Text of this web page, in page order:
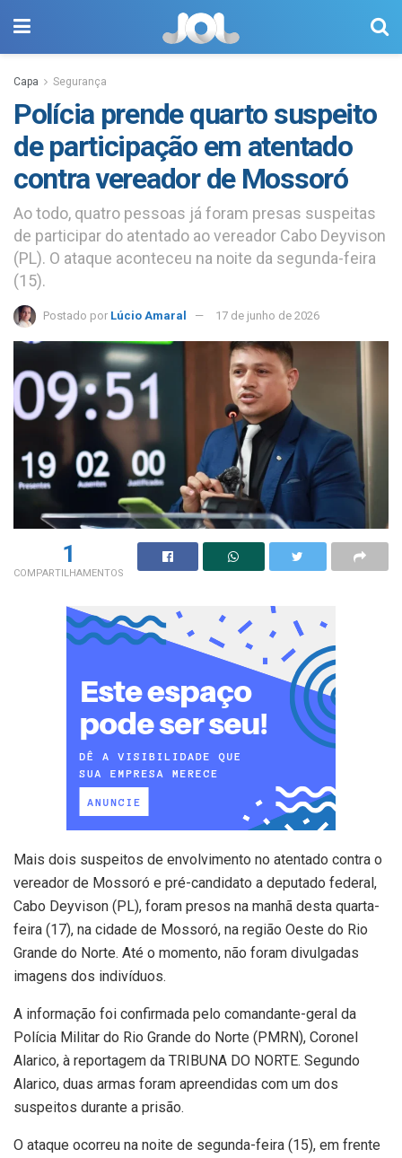
Capa Segurança
Polícia prende quarto suspeito
de participação em atentado
contra vereador de Mossoró
Ao todo, quatro pessoas já foram presas suspeitas
de participar do atentado ao vereador Cabo Deyvison
(PL). O ataque aconteceu na noite da segunda-feira
(15).
Postado por Lúcio Amaral 17 de junho de 2026
1
COMPARTILHAMENTOS
Mais dois suspeitos de envolvimento no atentado contra o
vereador de Mossoró e pré-candidato a deputado federal,
Cabo Deyvison (PL), foram presos na manhã desta quarta-
feira (17), na cidade de Mossoró, na região Oeste do Rio
Grande do Norte. Até o momento, não foram divulgadas
imagens dos indivíduos.
A informação foi confirmada pelo comandante-geral da
Polícia Militar do Rio Grande do Norte (PMRN), Coronel
Alarico, à reportagem da TRIBUNA DO NORTE. Segundo
Alarico, duas armas foram apreendidas com um dos
suspeitos durante a prisão.
O ataque ocorreu na noite de segunda-feira (15), em frente